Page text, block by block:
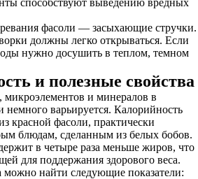
способствуют выведению вредных
фасоли — засыхающие стручки.
должны легко открываться. Если
нужно досушить в теплом, темном
и полезные свойства
и минералов в
немного варьируется. Калорийность
красной фасоли, практически
блюдам, сделанным из белых бобов.
в четыре раза меньше жиров, что
для поддержания здорового веса.
можно найти следующие показатели: